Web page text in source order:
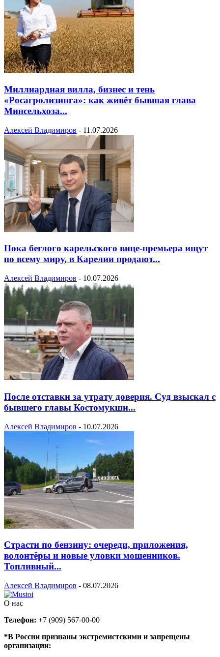
Миллиардная вилла, бизнес и тень
«Росагролизинга»: как живёт бывшая глава
Минсельхоза...
Алексей Владимиров - 11.07.2026
Пока беглого карельского вице-премьера ищут
по всему миру, в Карелии продают...
Алексей Владимиров - 10.07.2026
После отставки за утрату доверия. Суд взыскал с
бывшего главы Костомукши...
Алексей Владимиров - 10.07.2026
Страсти по бензину: очереди, приложения,
волонтёры и новые уловки мошенников.
Топливный...
Алексей Владимиров - 08.07.2026
О нас
Телефон: +7 (909) 567-00-00
*В России признаны экстремистскими и запрещены
организации: